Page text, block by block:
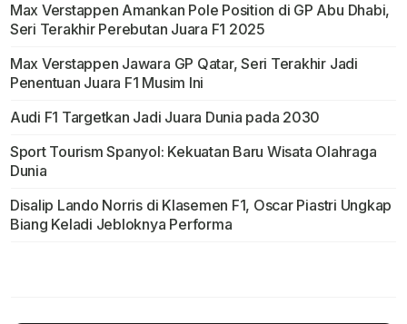
Max Verstappen Amankan Pole Position di GP Abu Dhabi,
Seri Terakhir Perebutan Juara F1 2025
Max Verstappen Jawara GP Qatar, Seri Terakhir Jadi
Penentuan Juara F1 Musim Ini
Audi F1 Targetkan Jadi Juara Dunia pada 2030
Sport Tourism Spanyol: Kekuatan Baru Wisata Olahraga
Dunia
Disalip Lando Norris di Klasemen F1, Oscar Piastri Ungkap
Biang Keladi Jebloknya Performa